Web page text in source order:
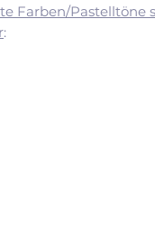
Farben/Pastelltöne
: